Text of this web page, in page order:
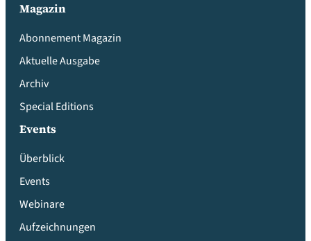
Magazin
Abonnement Magazin
Aktuelle Ausgabe
Archiv
Special Editions
Events
Überblick
Events
Webinare
Aufzeichnungen